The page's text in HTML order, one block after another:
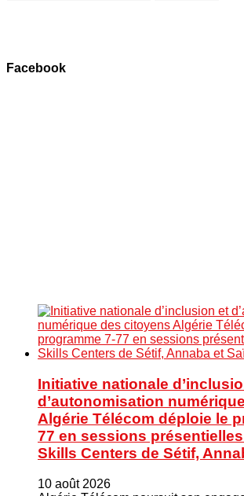
Facebook
Initiative nationale
d’autonomisation
Algérie Télécom déploie le
77 en sessions
Skills Centers de Sétif,
10 août 2026